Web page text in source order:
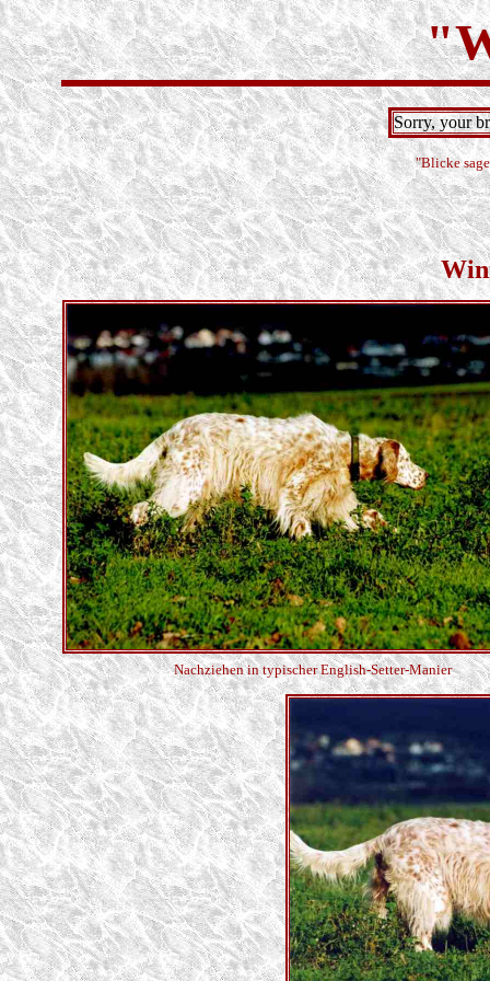
Sorry, your
"Blicke
Nachziehen in typischer English-Setter-Manier